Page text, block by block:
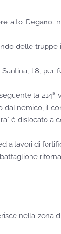
alto
delle
l'8, per
la 214a
dal nemico, il
è dislocato
a lavori di
nella zona